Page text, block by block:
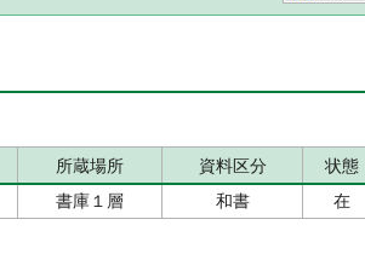
所蔵場所 資料区分
状態
書庫１層 和書 在